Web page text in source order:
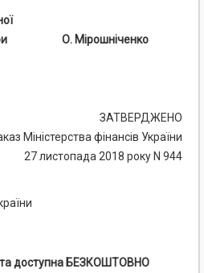
О. Мірошніченко
ЗАТВЕРДЖЕНО
Міністерства фінансів України
27 листопада 2018 року N 944
доступна БЕЗКОШТОВНО